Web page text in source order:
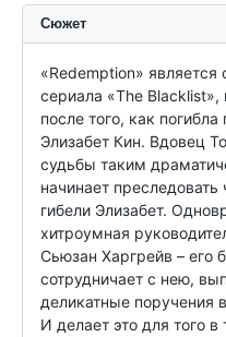
Сюжет
«Redemption»
сериала «The Blacklist»,
после того, как погибла
Элизабет Кин. Вдовец
судьбы таким
начинает преследовать
гибели Элизабет.
хитроумная
Сьюзан Харгрейв – его
сотрудничает с нею,
деликатные поручения
И делает это для того